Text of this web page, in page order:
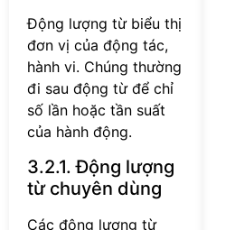
Động lượng từ biểu thị
đơn vị của động tác,
hành vi. Chúng thường
đi sau động từ để chỉ
số lần hoặc tần suất
của hành động.
3.2.1. Động lượng
từ chuyên dùng
Các động lượng từ